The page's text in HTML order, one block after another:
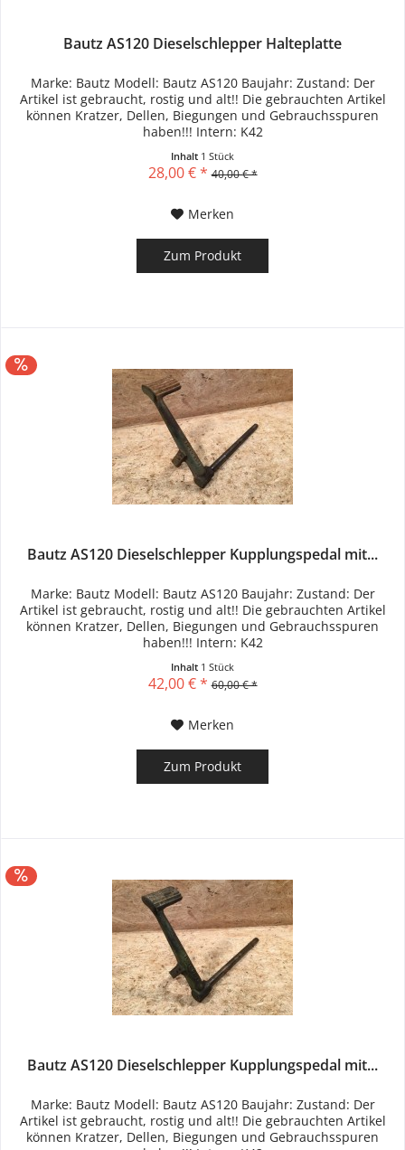
Bautz AS120 Dieselschlepper Halteplatte
Marke: Bautz Modell: Bautz AS120 Baujahr: Zustand: Der
Artikel ist gebraucht, rostig und alt!! Die gebrauchten Artikel
können Kratzer, Dellen, Biegungen und Gebrauchsspuren
haben!!! Intern: K42
Inhalt 1 Stück
28,00 € * 40,00 € *
Merken
Zum Produkt
Bautz AS120 Dieselschlepper Kupplungspedal mit...
Marke: Bautz Modell: Bautz AS120 Baujahr: Zustand: Der
Artikel ist gebraucht, rostig und alt!! Die gebrauchten Artikel
können Kratzer, Dellen, Biegungen und Gebrauchsspuren
haben!!! Intern: K42
Inhalt 1 Stück
42,00 € * 60,00 € *
Merken
Zum Produkt
Bautz AS120 Dieselschlepper Kupplungspedal mit...
Marke: Bautz Modell: Bautz AS120 Baujahr: Zustand: Der
Artikel ist gebraucht, rostig und alt!! Die gebrauchten Artikel
können Kratzer, Dellen, Biegungen und Gebrauchsspuren